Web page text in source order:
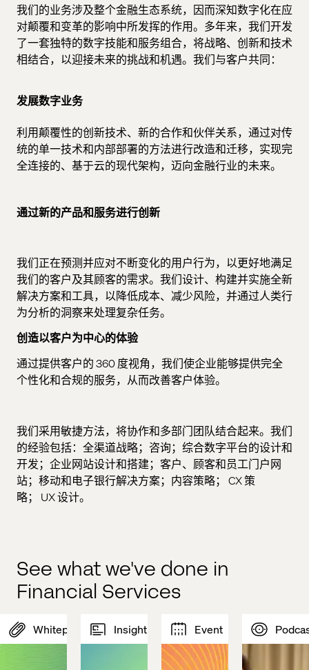
我们的业务涉及整个金融生态系统，因而深知数字化在应
对颠覆和变革的影响中所发挥的作用。多年来，我们开发
了一套独特的数字技能和服务组合，将战略、创新和技术
相结合，以迎接未来的挑战和机遇。我们与客户共同：
发展数字业务
利用颠覆性的创新技术、新的合作和伙伴关系，通过对传
统的单一技术和内部部署的方法进行改造和迁移，实现完
全连接的、基于云的现代架构，迈向金融行业的未来。
通过新的产品和服务进行创新
我们正在预测并应对不断变化的用户行为，以更好地满足
我们的客户及其顾客的需求。我们设计、构建并实施全新
解决方案和工具，以降低成本、减少风险，并通过人类行
为分析的洞察来处理复杂任务。
创造以客户为中心的体验
通过提供客户的360度视角，我们使企业能够提供完全
个性化和合规的服务，从而改善客户体验。
我们采用敏捷方法，将协作和多部门团队结合起来。我们
的经验包括：全渠道战略；咨询；综合数字平台的设计和
开发；企业网站设计和搭建；客户、顾客和员工门户网
站；移动和电子银行解决方案；内容策略； CX策
略； UX设计。
See what we've done in
Financial Services
Whitepaper Insight Event